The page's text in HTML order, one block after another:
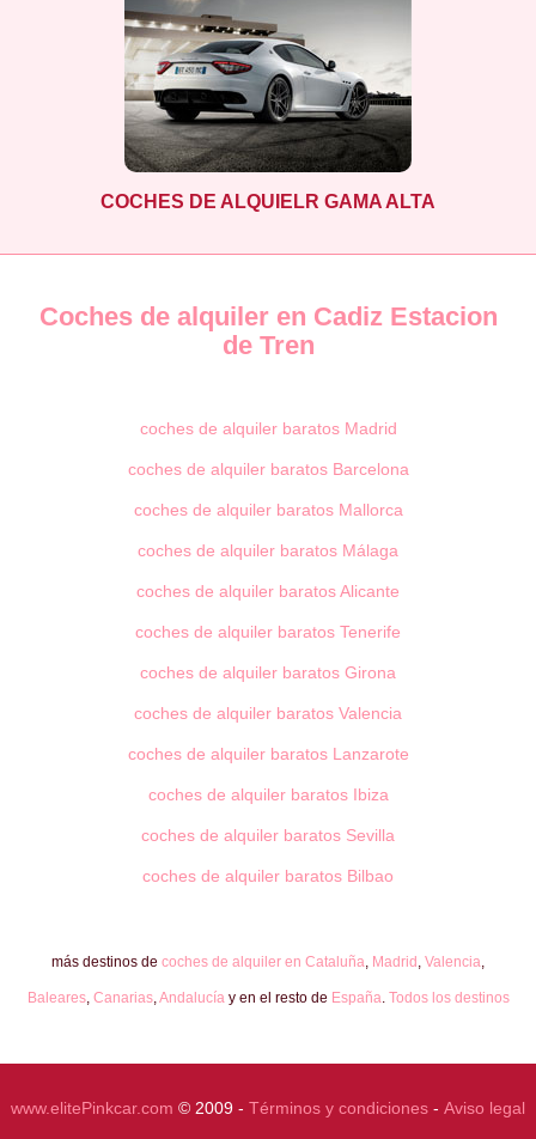
COCHES DE ALQUIELR GAMA ALTA
Coches de alquiler en Cadiz Estacion
de Tren
coches de alquiler baratos Madrid
coches de alquiler baratos Barcelona
coches de alquiler baratos Mallorca
coches de alquiler baratos Málaga
coches de alquiler baratos Alicante
coches de alquiler baratos Tenerife
coches de alquiler baratos Girona
coches de alquiler baratos Valencia
coches de alquiler baratos Lanzarote
coches de alquiler baratos Ibiza
coches de alquiler baratos Sevilla
coches de alquiler baratos Bilbao
más destinos de coches de alquiler en Cataluña, Madrid , Valencia,
Baleares, Canarias,Andalucíay en el resto de España. Todos los destinos
www.elitePinkcar.com © 2009 - Términos y condiciones - Aviso legal